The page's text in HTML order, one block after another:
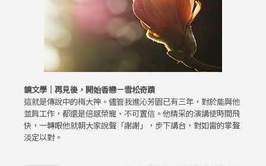
鏡文學｜再見後，開始香戀－雪松奇蹟
這就是傳說中的梅大神。儘管我進沁芳園已有三年，對於能與他
並肩工作，都還是倍感榮寵、不可置信。他精采的演講使時間飛
快，一轉眼他就朝大家說聲「謝謝」，步下講台，對如雷的掌聲
淡定以對。